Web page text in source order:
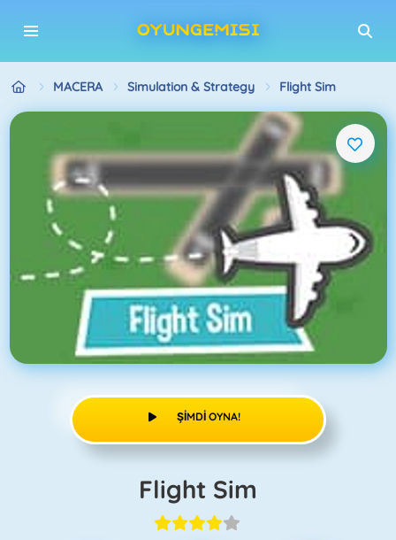
MACERA Simulation & Strategy Flight Sim
ŞIMDI OYNA!
Flight Sim